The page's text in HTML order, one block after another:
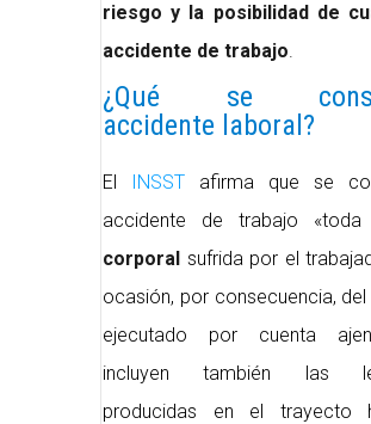
riesgo y la posibilidad de
accidente de trabajo.
¿Qué se
accidente laboral?
El INSST afirma que se
accidente de trabajo «toda
corporal sufrida por el
ocasión, por consecuencia,
ejecutado por cuenta
incluyen también las
producidas en el trayecto